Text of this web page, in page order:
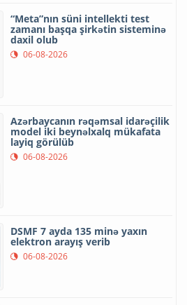
“Meta”nın süni intellekti test
zamanı başqa şirkətin sisteminə
daxil olub
06-08-2026
Azərbaycanın rəqəmsal idarəçilik
model iki beynəlxalq mükafata
layiq görülüb
06-08-2026
DSMF 7 ayda 135 minə yaxın
elektron arayış verib
06-08-2026